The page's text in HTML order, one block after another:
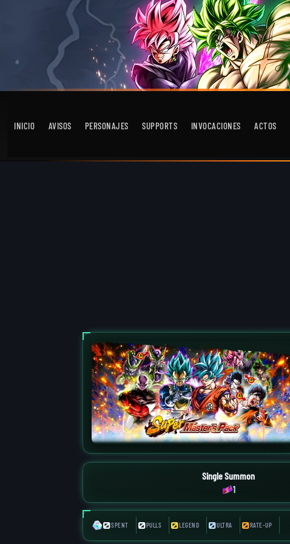
INICIO AVISOS PERSONAJES SUPPORTS INVOCACIONES ACTOS
Single Summon
1
0SPENT 0PULLS 0LEGEND 0ULTRA 0RATE-UP